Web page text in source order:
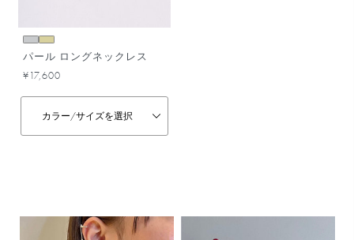
パール ロングネックレス
¥17,600
カラー/サイズを選択